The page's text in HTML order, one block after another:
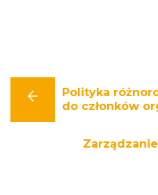
Polityka
do członków